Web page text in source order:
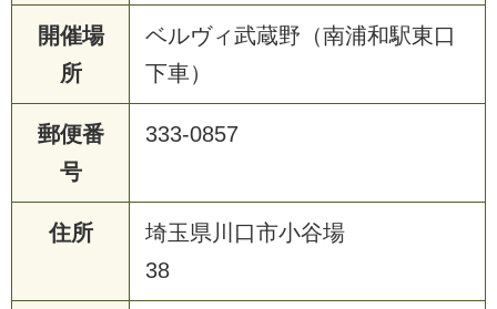
開催場
所
ベルヴィ武蔵野（南浦和駅東口
下車）
郵便番
号
333-0857
住所
埼玉県川口市小谷場
38